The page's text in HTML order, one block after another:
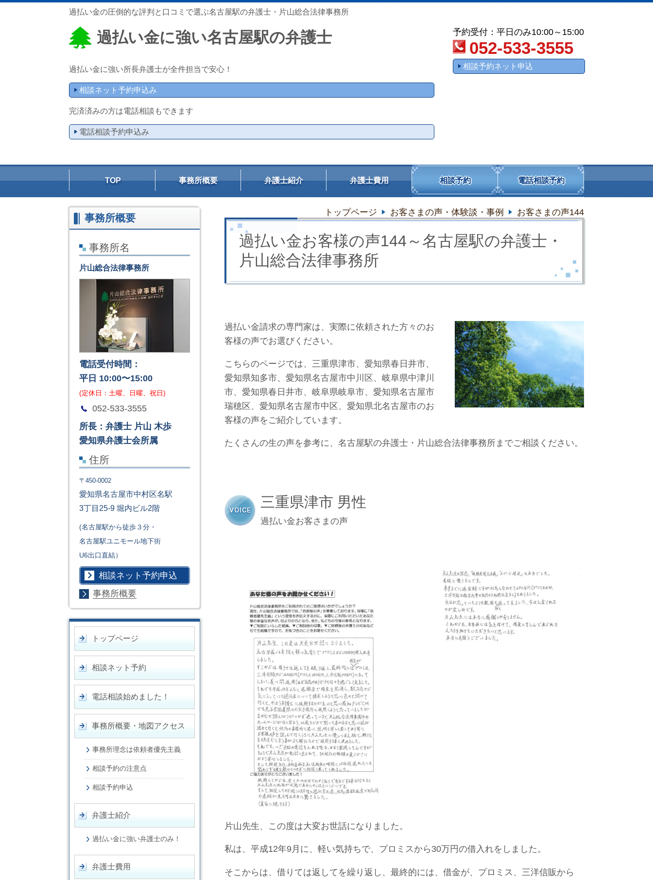
過払い金の圧倒的な評判と口コミで選ぶ名古屋駅の弁護士・片山総合法律事務所
過払い金に強い名古屋駅の弁護士
過払い金に強い所長弁護士が全件担当で安心！
相談ネット予約申込み
完済済みの方は電話相談もできます
電話相談予約申込み
予約受付：平日のみ10:00～15:00
052-533-3555
相談予約ネット申込
TOP 事務所概要 弁護士紹介 弁護士費用 相談予約 電話相談予約
トップページ お客さまの声・体験談・事例 お客さまの声144
過払い金お客様の声144～名古屋駅の弁護士・
片山総合法律事務所
過払い金請求の専門家は、実際に依頼された方々のお
客様の声でお選びください。
こちらのページでは、三重県津市、愛知県春日井市、
愛知県知多市、愛知県名古屋市中川区、岐阜県中津川
市、愛知県春日井市、岐阜県岐阜市、愛知県名古屋市
瑞穂区、愛知県名古屋市中区、愛知県北名古屋市のお
客様の声をご紹介しています。
たくさんの生の声を参考に、名古屋駅の弁護士・片山総合法律事務所までご相談ください。
三重県津市 男性
過払い金お客さまの声
片山先生、この度は大変お世話になりました。
私は、平成12年9月に、軽い気持ちで、プロミスから30万円の借入れをしました。
そこからは、借りては返してを繰り返し、最終的には、借金が、プロミス、三洋信販から
事務所概要
事務所名
片山総合法律事務所
電話受付時間：
平日 10:00〜15:00
(定休日：土曜、日曜、祝日)
052-533-3555
所長：弁護士 片山 木歩
愛知県弁護士会所属
住所
〒450-0002
愛知県名古屋市中村区名駅
3丁目25-9 堀内ビル2階
(名古屋駅から徒歩３分・
名古屋駅ユニモール地下街
U6出口直結）
相談ネット予約申込
事務所概要
トップページ
相談ネット予約
電話相談始めました！
事務所概要・地図アクセス
事務所理念は依頼者優先主義
相談予約の注意点
相談予約申込
弁護士紹介
過払い金に強い弁護士のみ！
弁護士費用